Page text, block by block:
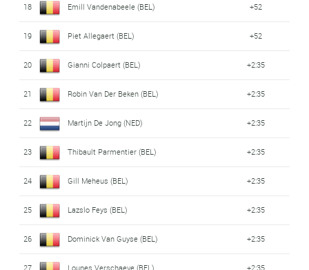
18 Emill Vandenabeele (BEL) +52
19 Piet Allegaert (BEL) +52
20 Gianni Colpaert (BEL) +2:35
21 Robin Van Der Beken (BEL) +2:35
22 Martijn De Jong (NED) +2:35
23 Thibault Parmentier (BEL) +2:35
24 Gill Meheus (BEL) +2:35
25 Lazslo Feys (BEL) +2:35
26 Dominick Van Guyse (BEL) +2:35
27 Lounes Verschaeve (BEL) +2:35